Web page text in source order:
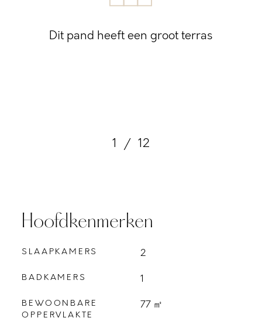
Dit pand heeft een groot terras
1 / 12
Hoofdkenmerken
SLAAPKAMERS 2
BADKAMERS 1
BEWOONBARE
OPPERVLAKTE
77 ㎡